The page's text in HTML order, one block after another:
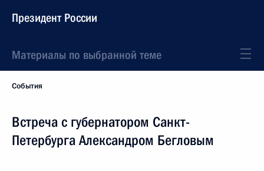
Президент России
Материалы по выбранной теме
События
Встреча с губернатором Санкт-
Петербурга Александром Бегловым